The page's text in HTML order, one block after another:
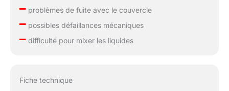
–problèmes de fuite avec le couvercle
–possibles défaillances mécaniques
–difficulté pour mixer les liquides
Fiche technique